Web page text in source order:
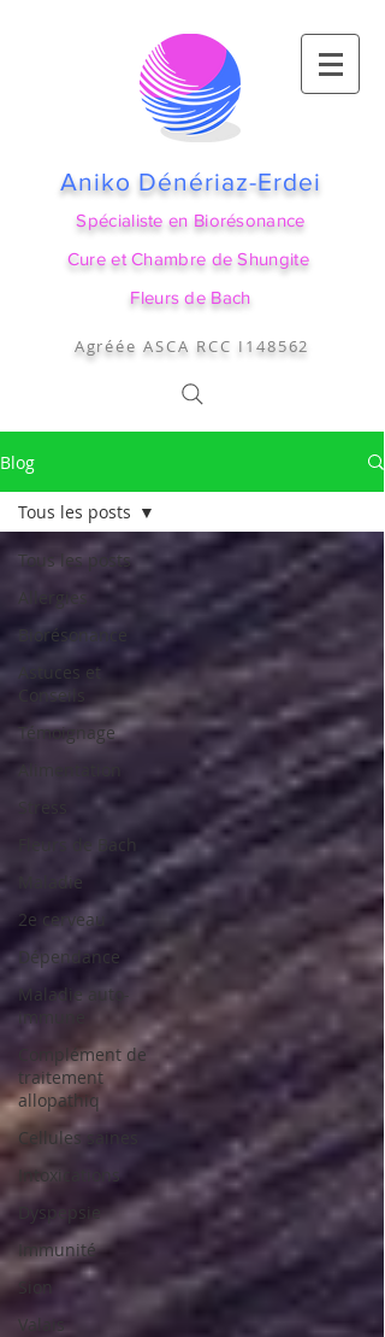
Aniko Dénériaz-Erdei
Spécialiste en Biorésonance
Cure et Chambre de Shungite
Fleurs de Bach
Agréée ASCA RCC I148562
Blog
Tous les posts
Allergies
Biorésonance
Astuces et
Conseils
Témoignage
Fleurs de Bach
Maladie
2e cerveau
Dépendance
Maladie auto-
immune
Complément de
traitement
allopathiq
Cellules saines
Intoxications
Dyspepsie
Immunité
Sion
Valais
Tous les posts